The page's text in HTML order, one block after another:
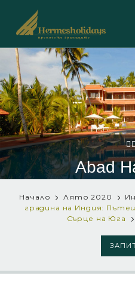
Abad
Начало Лято 2020
градина на Индия:
Сърце на Юга